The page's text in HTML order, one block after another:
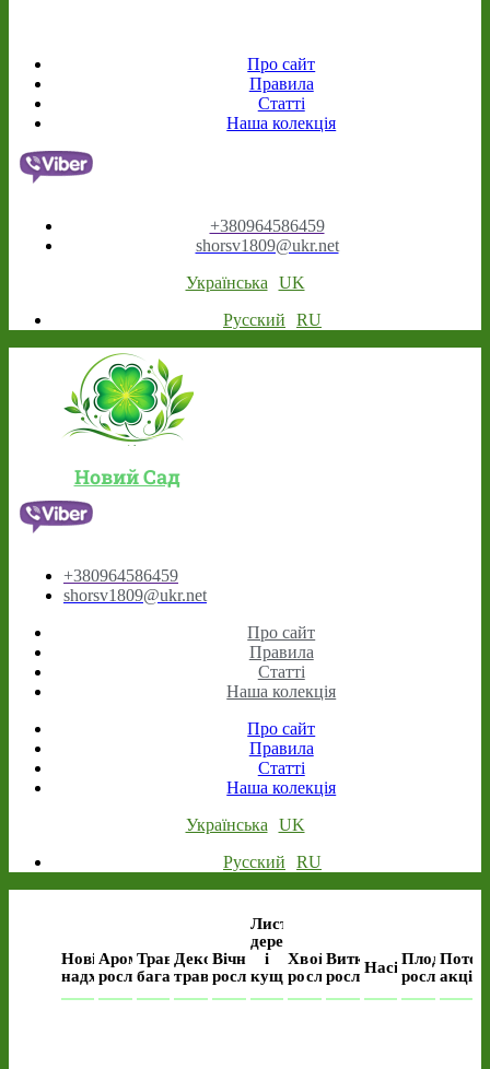
Про сайт
Правила
Статті
Наша колекція
+380964586459
shorsv1809@ukr.net
Українська
UK
Русский
RU
Новий Сад
+380964586459
shorsv1809@ukr.net
Про сайт
Правила
Статті
Наша колекція
Про сайт
Правила
Статті
Наша колекція
Українська
UK
Русский
RU
Нові
надходження
Ароматичні
рослини
Трав’янисті
багаторічні
Декоративні
трави
Вічнозелені
рослини
Листяні
дерева
і
кущі
Хвойні
рослини
Виткі
рослиниНасінняПлодові
рослини
акція